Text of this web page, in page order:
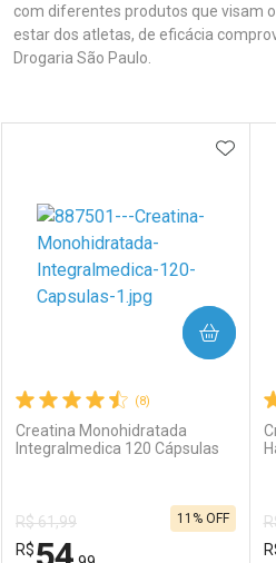
com diferentes produtos que visam
estar dos atletas, de eficácia
Drogaria São Paulo.
(8)
Creatina Monohidratada
Integralmedica 120 Cápsulas
R$ 61,99
R$
11% OFF
COMPRAR